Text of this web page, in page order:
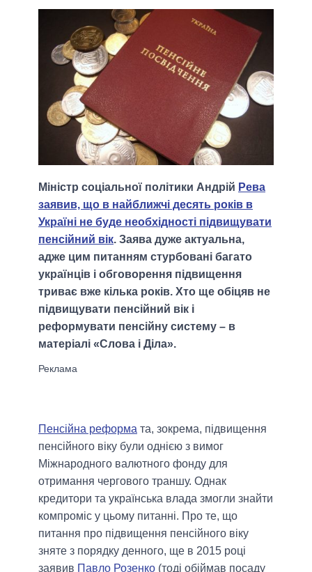
Міністр соціальної політики Андрій Рева
заявив, що в найближчі десять років в
Україні не буде необхідності підвищувати
пенсійний вік. Заява дуже актуальна,
адже цим питанням стурбовані багато
українців і обговорення підвищення
триває вже кілька років. Хто ще обіцяв не
підвищувати пенсійний вік і
реформувати пенсійну систему – в
матеріалі «Слова і Діла».
Пенсійна реформа та, зокрема, підвищення
пенсійного віку були однією з вимог
Міжнародного валютного фонду для
отримання чергового траншу. Однак
кредитори та українська влада змогли знайти
компроміс у цьому питанні. Про те, що
питання про підвищення пенсійного віку
зняте з порядку денного, ще в 2015 році
заявив Павло Розенко (тоді обіймав посаду